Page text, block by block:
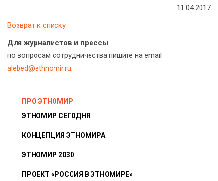
11.04.2017
Возврат к списку
Для журналистов и прессы:
по вопросам сотрудничества пишите на email
alebed@ethnomir.ru
ПРО ЭТНОМИР
ЭТНОМИР СЕГОДНЯ
КОНЦЕПЦИЯ ЭТНОМИРА
ЭТНОМИР 2030
ПРОЕКТ «РОССИЯ В ЭТНОМИРЕ»